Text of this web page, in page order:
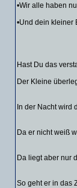
•Wir alle haben
•Und dein kleiner
Hast Du das
Der Kleine
In der Nacht wird
Da er nicht weiß
Da liegt aber nur
So geht er in das